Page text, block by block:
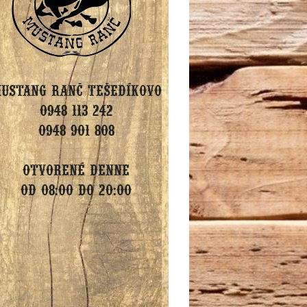
Ranč Tešedíkovo
0948 113 242
0948 901 808
Otvorené denne
od 08:00 do 20:00